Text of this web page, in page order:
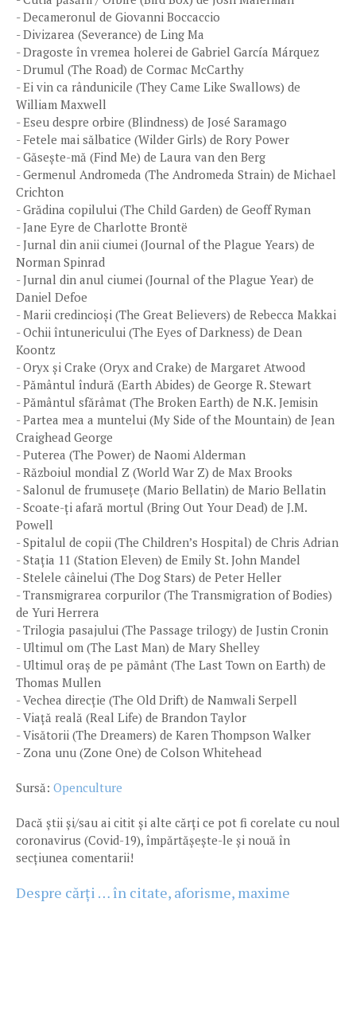
- Decameronul de Giovanni Boccaccio
- Divizarea (Severance) de Ling Ma
- Dragoste în vremea holerei de Gabriel García Márquez
- Drumul (The Road) de Cormac McCarthy
- Ei vin ca rândunicile (They Came Like Swallows) de
William Maxwell
- Eseu despre orbire (Blindness) de José Saramago
- Fetele mai sălbatice (Wilder Girls) de Rory Power
- Găsește-mă (Find Me) de Laura van den Berg
- Germenul Andromeda (The Andromeda Strain) de Michael
Crichton
- Grădina copilului (The Child Garden) de Geoff Ryman
- Jane Eyre de Charlotte Brontë
- Jurnal din anii ciumei (Journal of the Plague Years) de
Norman Spinrad
- Jurnal din anul ciumei (Journal of the Plague Year) de
Daniel Defoe
- Marii credincioși (The Great Believers) de Rebecca Makkai
- Ochii întunericului (The Eyes of Darkness) de Dean
Koontz
- Oryx și Crake (Oryx and Crake) de Margaret Atwood
- Pământul îndură (Earth Abides) de George R. Stewart
- Pământul sfărâmat (The Broken Earth) de N.K. Jemisin
- Partea mea a muntelui (My Side of the Mountain) de Jean
Craighead George
- Puterea (The Power) de Naomi Alderman
- Războiul mondial Z (World War Z) de Max Brooks
- Salonul de frumusețe (Mario Bellatin) de Mario Bellatin
- Scoate-ți afară mortul (Bring Out Your Dead) de J.M.
Powell
- Spitalul de copii (The Children’s Hospital) de Chris Adrian
- Stația 11 (Station Eleven) de Emily St. John Mandel
- Stelele câinelui (The Dog Stars) de Peter Heller
- Transmigrarea corpurilor (The Transmigration of Bodies)
de Yuri Herrera
- Trilogia pasajului (The Passage trilogy) de Justin Cronin
- Ultimul om (The Last Man) de Mary Shelley
- Ultimul oraș de pe pământ (The Last Town on Earth) de
Thomas Mullen
- Vechea direcție (The Old Drift) de Namwali Serpell
- Viață reală (Real Life) de Brandon Taylor
- Visătorii (The Dreamers) de Karen Thompson Walker
- Zona unu (Zone One) de Colson Whitehead
Sursă: Openculture
Dacă știi și/sau ai citit și alte cărți ce pot fi corelate cu noul
coronavirus (Covid-19), împărtășește-le și nouă în
secțiunea comentarii!
Despre cărți … în citate, aforisme, maxime